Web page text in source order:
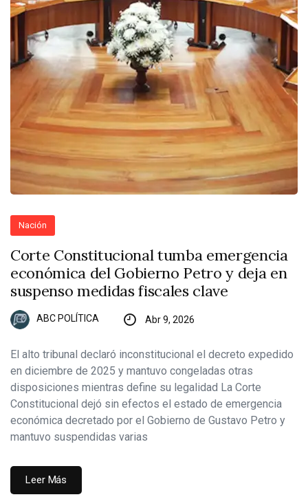
Nación
Corte Constitucional tumba emergencia
económica del Gobierno Petro y deja en
suspenso medidas fiscales clave
ABC POLÍTICA Abr 9, 2026
El alto tribunal declaró inconstitucional el decreto expedido
en diciembre de 2025 y mantuvo congeladas otras
disposiciones mientras define su legalidad La Corte
Constitucional dejó sin efectos el estado de emergencia
económica decretado por el Gobierno de Gustavo Petro y
mantuvo suspendidas varias
Leer Más